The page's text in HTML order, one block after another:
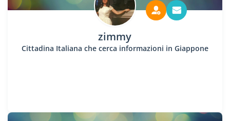
zimmy
Cittadina Italiana che cerca informazioni in Giappone